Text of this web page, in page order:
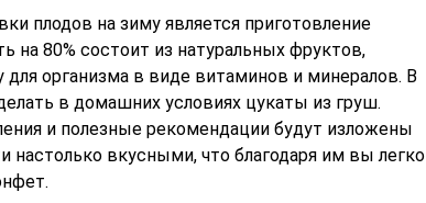
плодов на зиму является приготовление
на 80% состоит из натуральных фруктов,
организма в виде витаминов и минералов. В
в домашних условиях цукаты из груш.
и полезные рекомендации будут изложены
настолько вкусными, что благодаря им вы легко